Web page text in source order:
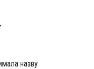
назву